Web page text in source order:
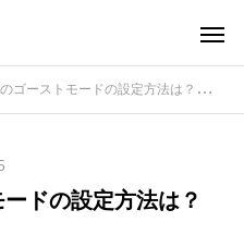
ストモードの設定方法は？位置情報を隠す使い方
ドの設定方法は？